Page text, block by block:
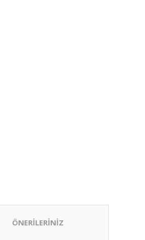
ÖNERİLERİNİZ